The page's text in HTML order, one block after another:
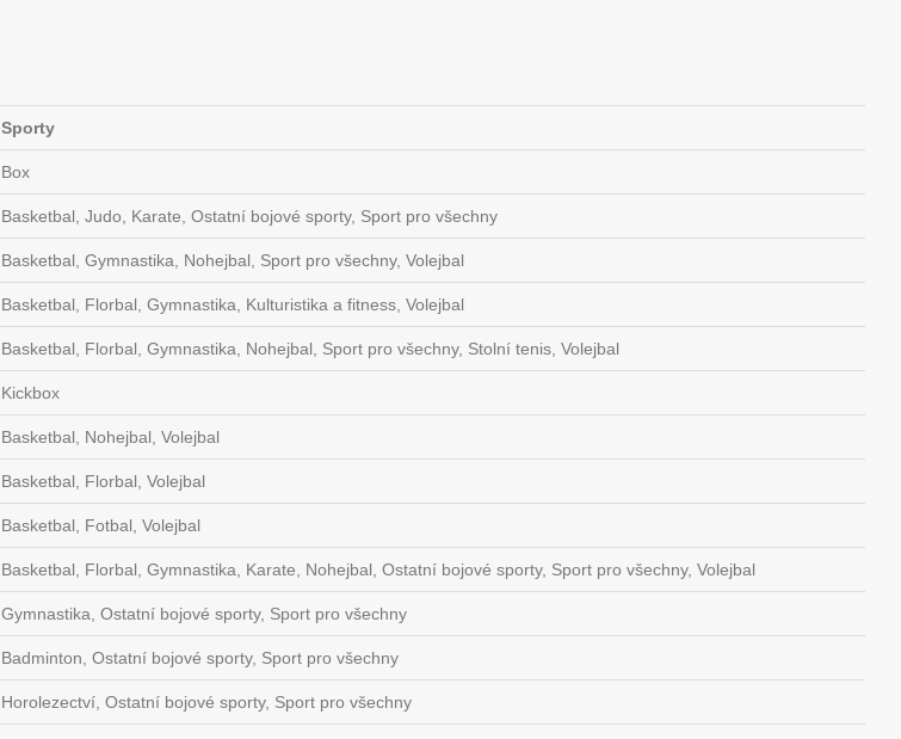
Sporty
Box
Basketbal, Judo, Karate, Ostatní bojové sporty, Sport pro všechny
Basketbal, Gymnastika, Nohejbal, Sport pro všechny, Volejbal
Basketbal, Florbal, Gymnastika, Kulturistika a fitness, Volejbal
Basketbal, Florbal, Gymnastika, Nohejbal, Sport pro všechny, Stolní tenis, Volejbal
Kickbox
Basketbal, Nohejbal, Volejbal
Basketbal, Florbal, Volejbal
Basketbal, Fotbal, Volejbal
Basketbal, Florbal, Gymnastika, Karate, Nohejbal, Ostatní bojové sporty, Sport pro všechny, Volejbal
Gymnastika, Ostatní bojové sporty, Sport pro všechny
Badminton, Ostatní bojové sporty, Sport pro všechny
Horolezectví, Ostatní bojové sporty, Sport pro všechny